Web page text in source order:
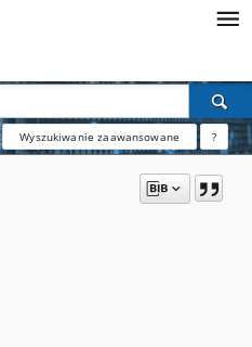
Wyszukiwanie zaawansowane ?